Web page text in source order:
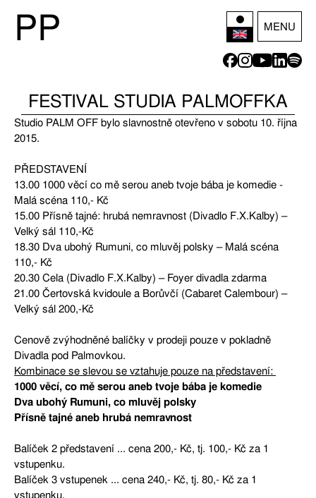
PP MENU
FESTIVAL STUDIA PALMOFFKA
Studio PALM OFF bylo slavnostně otevřeno v sobotu 10. října
2015.
PŘEDSTAVENÍ
13.00 1000 věcí co mě serou aneb tvoje bába je komedie -
Malá scéna 110,- Kč
15.00 Přísně tajné: hrubá nemravnost (Divadlo F.X.Kalby) –
Velký sál 110,-Kč
18.30 Dva ubohý Rumuni, co mluvěj polsky – Malá scéna
110,- Kč
20.30 Cela (Divadlo F.X.Kalby) – Foyer divadla zdarma
21.00 Čertovská kvidoule a Borůvčí (Cabaret Calembour) –
Velký sál 200,-Kč
Cenově zvýhodněné balíčky v prodeji pouze v pokladně
Divadla pod Palmovkou.
Kombinace se slevou se vztahuje pouze na představení:
1000 věcí, co mě serou aneb tvoje bába je komedie
Dva ubohý Rumuni, co mluvěj polsky
Přísně tajné aneb hrubá nemravnost
Balíček 2 představení ... cena 200,- Kč, tj. 100,- Kč za 1
vstupenku.
Balíček 3 vstupenek ... cena 240,- Kč, tj. 80,- Kč za 1
vstupenku.